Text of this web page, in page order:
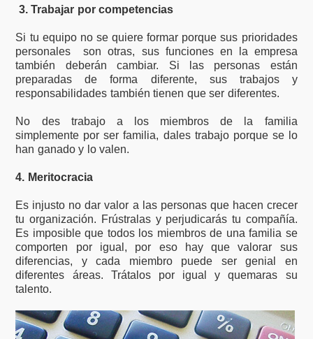
3. Trabajar por competencias
Si tu equipo no se quiere formar porque sus prioridades
personales son otras, sus funciones en la empresa
también deberán cambiar. Si las personas están
preparadas de forma diferente, sus trabajos y
responsabilidades también tienen que ser diferentes.
No des trabajo a los miembros de la familia
simplemente por ser familia, dales trabajo porque se lo
han ganado y lo valen.
4. Meritocracia
Es injusto no dar valor a las personas que hacen crecer
tu organización. Frústralas y perjudicarás tu compañía.
Es imposible que todos los miembros de una familia se
comporten por igual, por eso hay que valorar sus
diferencias, y cada miembro puede ser genial en
diferentes áreas. Trátalos por igual y quemaras su
talento.